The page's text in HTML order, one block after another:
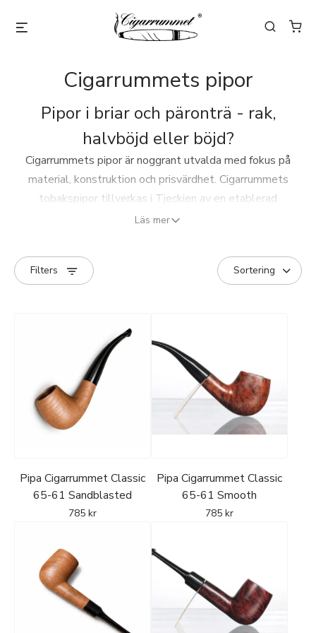
Cigarrummets pipor
Pipor i briar och päronträ - rak,
halvböjd eller böjd?
Cigarrummets pipor är noggrant utvalda med fokus på
material, konstruktion och prisvärdhet. Cigarrummets
tobakspipor tillverkas i Tjeckien av en etablerad
pipmakare med rötter i tidigt 1800-tal och lång
Serien omfattar åtta modeller i rak, halvböjd och böjd
form. Samtliga pipor är utformade med klassiska brittiska
Material - Briarrot och värmetåligt
päronträ
Piporna tillverkas i klassisk briarrot eller i värmetåligt
kvalitets­pipor och uppskattas för sin värmetålighet och
Päronträ
är ett stabilt alternativ med god
värmehantering och jämn konstruktion.
Båda materialen ger en robust tobakspipa med stabil
Läs mer
Filters
Pipa Cigarrummet Classic
65-61 Sandblasted
785 kr
Pipa Cigarrummet Classic
65-61 Smooth
785 kr